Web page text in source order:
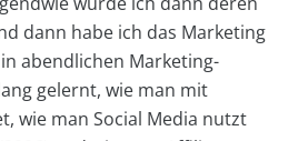
dann habe ich das Marketing
abendlichen Marketing-
gelernt, wie man mit
wie man Social Media nutzt